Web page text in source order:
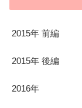
2015年 前編
2015年 後編
2016年